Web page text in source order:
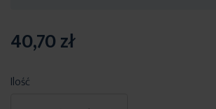
Ilość
40,70 zł